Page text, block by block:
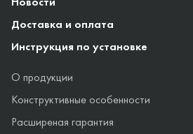
Доставка и оплата
Инструкция по установке
О продукции
Конструктивные особенности
Расширеная гарантия